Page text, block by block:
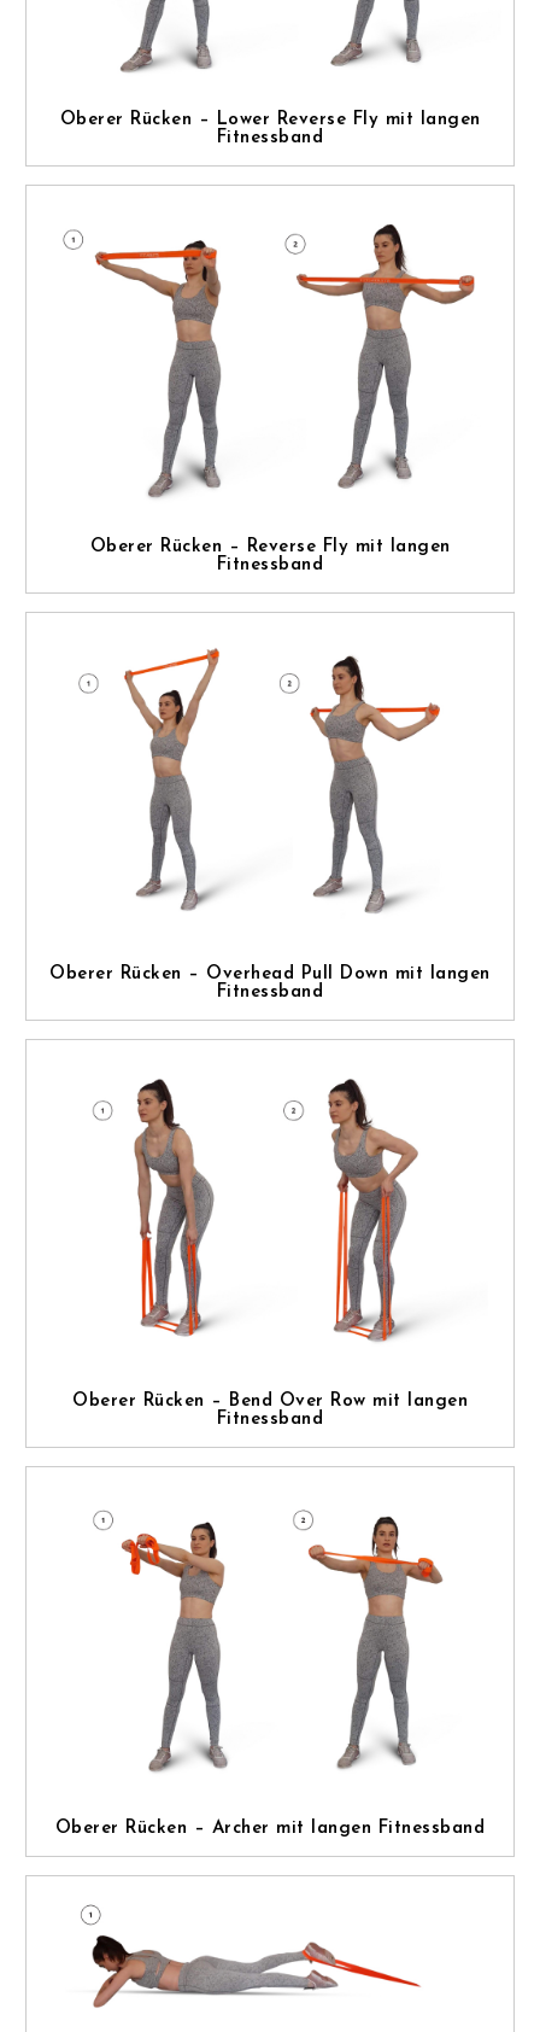
Oberer Rücken – Lower Reverse Fly mit langen
Fitnessband
Oberer Rücken – Reverse Fly mit langen
Fitnessband
Oberer Rücken – Overhead Pull Down mit langen
Fitnessband
Oberer Rücken – Bend Over Row mit langen
Fitnessband
Oberer Rücken – Archer mit langen Fitnessband